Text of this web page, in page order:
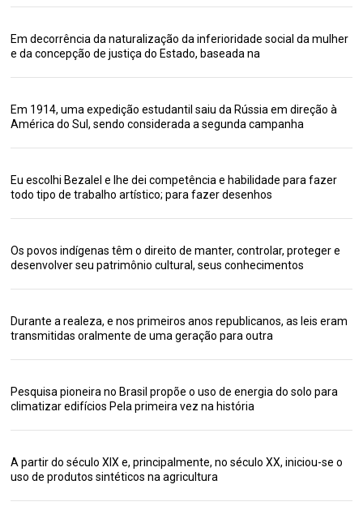
Em decorrência da naturalização da inferioridade social da mulher
e da concepção de justiça do Estado, baseada na
Em 1914, uma expedição estudantil saiu da Rússia em direção à
América do Sul, sendo considerada a segunda campanha
Eu escolhi Bezalel e lhe dei competência e habilidade para fazer
todo tipo de trabalho artístico; para fazer desenhos
Os povos indígenas têm o direito de manter, controlar, proteger e
desenvolver seu patrimônio cultural, seus conhecimentos
Durante a realeza, e nos primeiros anos republicanos, as leis eram
transmitidas oralmente de uma geração para outra
Pesquisa pioneira no Brasil propõe o uso de energia do solo para
climatizar edifícios Pela primeira vez na história
A partir do século XIX e, principalmente, no século XX, iniciou-se o
uso de produtos sintéticos na agricultura